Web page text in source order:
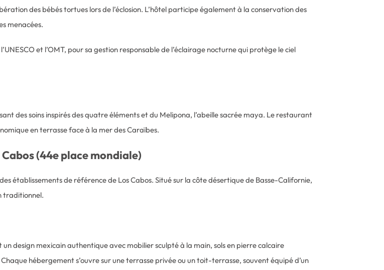
des bébés tortues lors de l’éclosion. L’hôtel participe également à la conservation des
menacées.
et l’OMT, pour sa gestion responsable de l’éclairage nocturne qui protège le ciel
des soins inspirés des quatre éléments et du Melipona, l’abeille sacrée maya. Le restaurant
en terrasse face à la mer des Caraïbes.
(44e place mondiale)
établissements de référence de Los Cabos. Situé sur la côte désertique de Basse-Californie,
traditionnel.
design mexicain authentique avec mobilier sculpté à la main, sols en pierre calcaire
hébergement s’ouvre sur une terrasse privée ou un toit-terrasse, souvent équipé d’un